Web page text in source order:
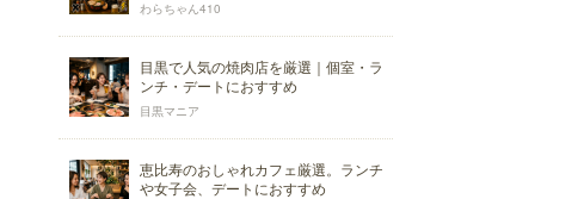
わらちゃん410
目黒で人気の焼肉店を厳選｜個室・ラ
ンチ・デートにおすすめ
目黒マニア
恵比寿のおしゃれカフェ厳選。ランチ
や女子会、デートにおすすめ